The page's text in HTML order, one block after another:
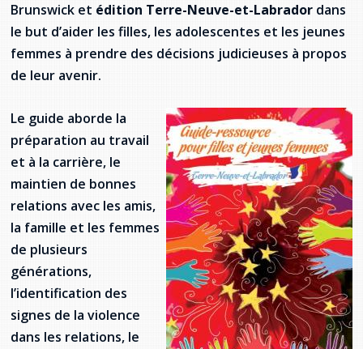
Visages de la santé
Pinos Mpiana
Maurice Nzoyamara
Lee Trowbridge
Randy Follet
Skye Fisher
Pamela Tucker
Anastasia Knudsen
Programmes et services du gouvernement
provincial
Ressources linguistiques pour la
communication en santé
Brunswick et édition Terre-Neuve-et-Labrador dans
le but d’aider les filles, les adolescentes et les jeunes
femmes à prendre des décisions judicieuses à propos
de leur avenir.
Le guide aborde la
préparation au travail
et à la carrière, le
maintien de bonnes
relations avec les amis,
la famille et les femmes
de plusieurs
générations,
l’identification des
signes de la violence
dans les relations, le